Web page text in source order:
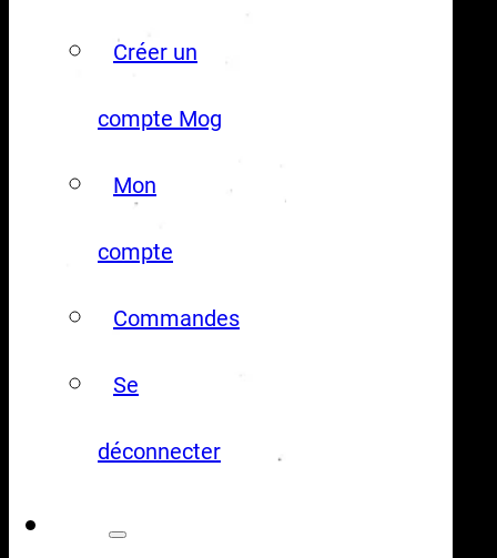
Créer un
compte Mog
Mon
compte
Commandes
Se
déconnecter